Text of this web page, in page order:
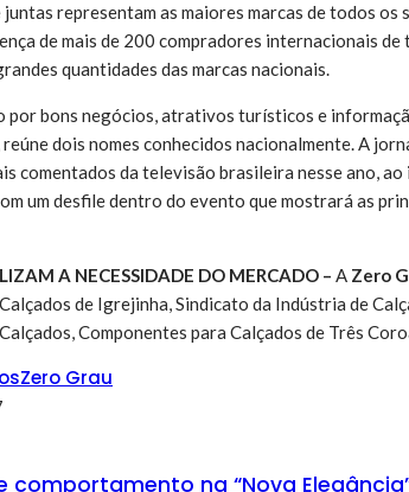
representam as maiores marcas de todos
de mais de 200 compradores internacionais
quantidades das marcas nacionais.
por bons negócios, atrativos turísticos e
dois nomes conhecidos nacionalmente. A
comentados da televisão brasileira nesse ano,
um desfile dentro do evento que mostrará as
A NECESSIDADE DO MERCADO – A Zero
de Igrejinha, Sindicato da Indústria de
Componentes para Calçados de Três
Zero Grau
comportamento na “Nova